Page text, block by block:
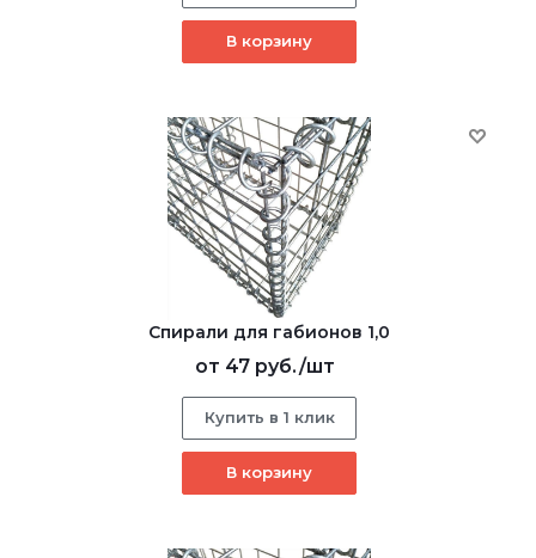
В корзину
Спирали для габионов 1,0
от 47 руб./шт
Купить в 1 клик
В корзину